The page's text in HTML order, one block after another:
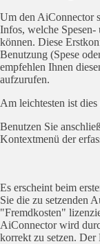
Um den AiConnector
Infos, welche Spesen-
können. Diese
Benutzung (Spese
empfehlen Ihnen
aufzurufen.
Am leichtesten ist
Benutzen Sie
Kontextmenü der
Es erscheint beim
Sie die zu setzenden
"Fremdkosten"
AiConnector wird
korrekt zu setzen.